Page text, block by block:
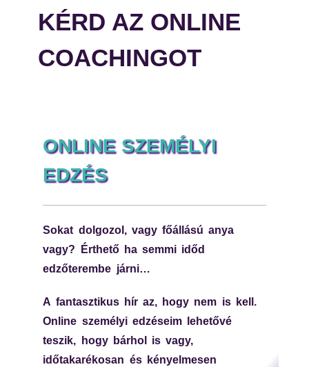
KÉRD AZ ONLINE
COACHINGOT
ONLINE SZEMÉLYI
EDZÉS
Sokat dolgozol, vagy főállású anya
vagy? Érthető ha semmi időd
edzőterembe járni…
A fantasztikus hír az, hogy nem is kell.
Online személyi edzéseim lehetővé
teszik, hogy bárhol is vagy,
időtakarékosan és kényelmesen